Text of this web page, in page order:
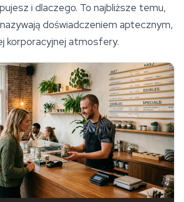
i dlaczego. To najbliższe temu,
doświadczeniem aptecznym,
korporacyjnej atmosfery.